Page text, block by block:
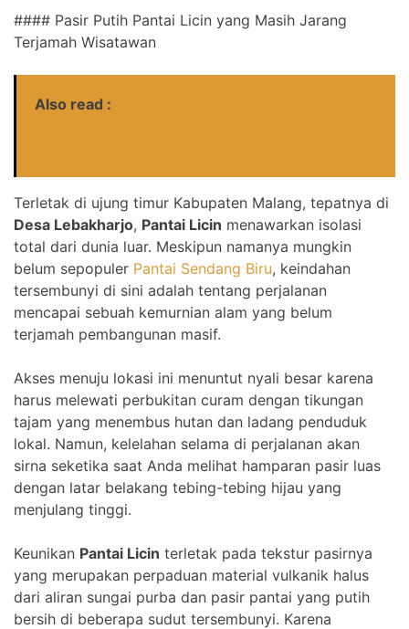
#### Pasir Putih Pantai Licin yang Masih Jarang
Terjamah Wisatawan
Also read :
Terletak di ujung timur Kabupaten Malang, tepatnya di
Desa Lebakharjo, Pantai Licin menawarkan isolasi
total dari dunia luar. Meskipun namanya mungkin
belum sepopuler Pantai Sendang Biru, keindahan
tersembunyi di sini adalah tentang perjalanan
mencapai sebuah kemurnian alam yang belum
terjamah pembangunan masif.
Akses menuju lokasi ini menuntut nyali besar karena
harus melewati perbukitan curam dengan tikungan
tajam yang menembus hutan dan ladang penduduk
lokal. Namun, kelelahan selama di perjalanan akan
sirna seketika saat Anda melihat hamparan pasir luas
dengan latar belakang tebing-tebing hijau yang
menjulang tinggi.
Keunikan Pantai Licin terletak pada tekstur pasirnya
yang merupakan perpaduan material vulkanik halus
dari aliran sungai purba dan pasir pantai yang putih
bersih di beberapa sudut tersembunyi. Karena